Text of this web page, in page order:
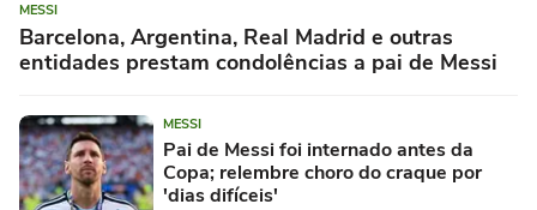
MESSI
Barcelona, Argentina, Real Madrid e outras
entidades prestam condolências a pai de Messi
MESSI
Pai de Messi foi internado antes da
Copa; relembre choro do craque por
'dias difíceis'